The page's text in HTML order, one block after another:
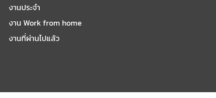
งานประจำ
งาน Work from home
งานที่ผ่านไปแล้ว